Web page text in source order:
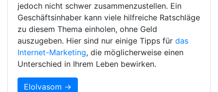
jedoch nicht schwer zusammenzustellen. Ein
Geschäftsinhaber kann viele hilfreiche Ratschläge
zu diesem Thema einholen, ohne Geld
auszugeben. Hier sind nur einige Tipps für das
Internet-Marketing, die möglicherweise einen
Unterschied in Ihrem Leben bewirken.
Elolvasom →